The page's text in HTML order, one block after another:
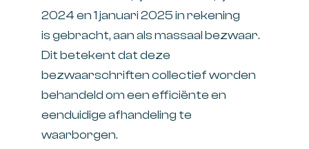
2024 en 1 januari 2025 in rekening
is gebracht, aan als massaal bezwaar.
Dit betekent dat deze
bezwaarschriften collectief worden
behandeld om een efficiënte en
eenduidige afhandeling te
waarborgen.